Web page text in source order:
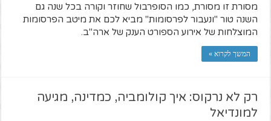
מסורת זו מסורת, כמו הסופרבול שחוזר וקורה בכל שנה גם
השנה טור "ונעבור לפרסומות" מביא לכם את מיטב הפרסומות
המוצלחות של אירוע הספורט הענק של ארה"ב.
המשך לקרוא »
רק לא נרקוס: איך קולומביה, כמדינה, מגיעה
למונדיאל